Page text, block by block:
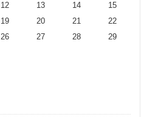
12 13 14
15
19 20 21
22
26 27 28
29